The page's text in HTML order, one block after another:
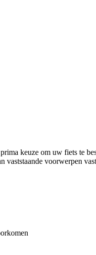
keuze om uw fiets te
voorwerpen